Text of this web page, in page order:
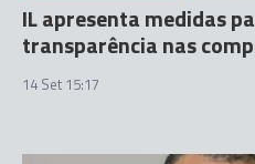
IL apresenta medidas
transparência nas
14 Set 15:17